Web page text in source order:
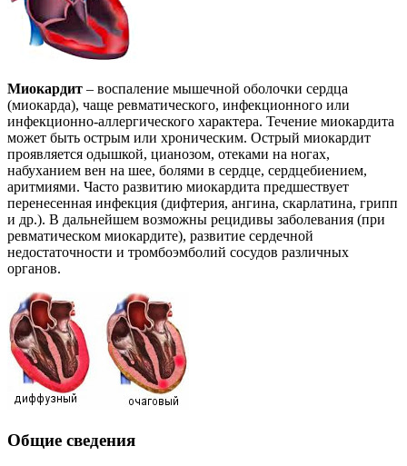
Миокардит – воспаление мышечной оболочки сердца
(миокарда), чаще ревматического, инфекционного или
инфекционно-аллергического характера. Течение миокардита
может быть острым или хроническим. Острый миокардит
проявляется одышкой, цианозом, отеками на ногах,
набуханием вен на шее, болями в сердце, сердцебиением,
аритмиями. Часто развитию миокардита предшествует
перенесенная инфекция (дифтерия, ангина, скарлатина, грипп
и др.). В дальнейшем возможны рецидивы заболевания (при
ревматическом миокардите), развитие сердечной
недостаточности и тромбоэмболий сосудов различных
органов.
Общие сведения